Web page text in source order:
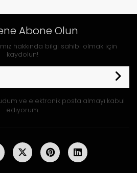
Abone Olun
hakkında bilgi sahibi olmak için
kaydolun!
ve elektronik posta almayı kabul
ediyorum.